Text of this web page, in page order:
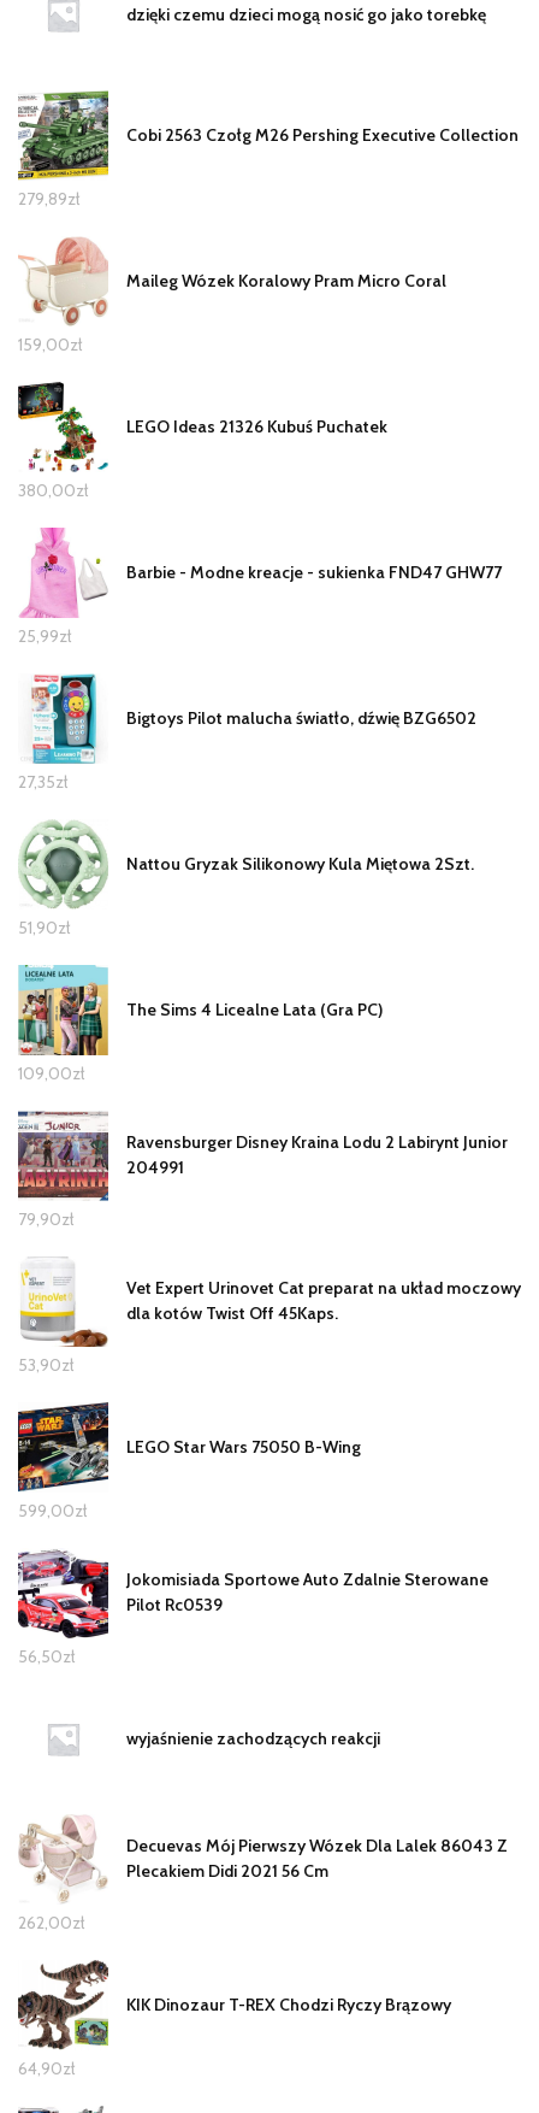
dzięki czemu dzieci mogą nosić go jako torebkę
Cobi 2563 Czołg M26 Pershing Executive Collection
279,89zł
Maileg Wózek Koralowy Pram Micro Coral
159,00zł
LEGO Ideas 21326 Kubuś Puchatek
380,00zł
Barbie - Modne kreacje - sukienka FND47 GHW77
25,99zł
Bigtoys Pilot malucha światło, dźwię BZG6502
27,35zł
Nattou Gryzak Silikonowy Kula Miętowa 2Szt.
51,90zł
The Sims 4 Licealne Lata (Gra PC)
109,00zł
Ravensburger Disney Kraina Lodu 2 Labirynt Junior
204991
79,90zł
Vet Expert Urinovet Cat preparat na układ moczowy
dla kotów Twist Off 45Kaps.
53,90zł
LEGO Star Wars 75050 B-Wing
599,00zł
Jokomisiada Sportowe Auto Zdalnie Sterowane
Pilot Rc0539
56,50zł
wyjaśnienie zachodzących reakcji
Decuevas Mój Pierwszy Wózek Dla Lalek 86043 Z
Plecakiem Didi 2021 56 Cm
262,00zł
KIK Dinozaur T-REX Chodzi Ryczy Brązowy
64,90zł